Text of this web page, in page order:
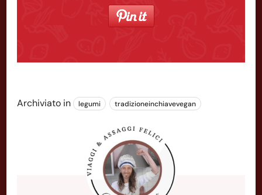
Archiviato in legumi tradizioneinchiavevegan